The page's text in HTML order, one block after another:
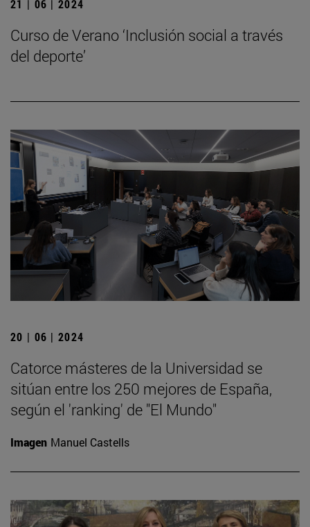
21 | 06 | 2024
Curso de Verano ‘Inclusión social a través
del deporte’
20 | 06 | 2024
Catorce másteres de la Universidad se
sitúan entre los 250 mejores de España,
según el 'ranking' de "El Mundo"
Imagen Manuel Castells